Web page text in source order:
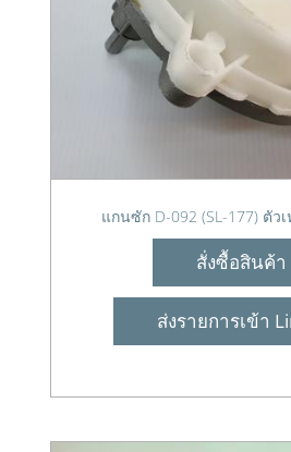
แกนซัก D-092 (SL-177) ตัว
สั่งซื้อสินค้า
ส่งรายการเข้า